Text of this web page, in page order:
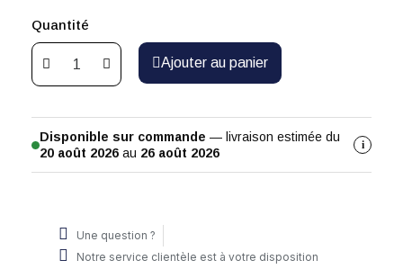
Quantité
Ajouter au panier
Disponible sur commande — livraison estimée du
20 août 2026 au 26 août 2026
i
Une question ?
Notre service clientèle est à votre disposition